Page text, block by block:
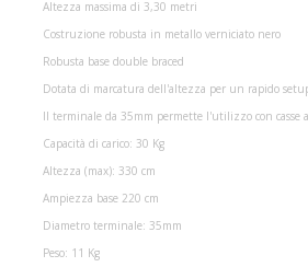
Altezza massima di 3,30 metri
Costruzione robusta in metallo verniciato nero
Robusta base double braced
Dotata di marcatura dell'altezza per un rapido
Il terminale da 35mm permette l'utilizzo con casse
Capacità di carico: 30 Kg
Altezza (max): 330 cm
Ampiezza base 220 cm
Diametro terminale: 35mm
Peso: 11 Kg